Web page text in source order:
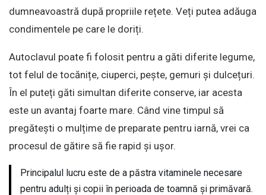
dumneavoastră după propriile rețete. Veți putea adăuga
condimentele pe care le doriți.
Autoclavul poate fi folosit pentru a găti diferite legume,
tot felul de tocănițe, ciuperci, pește, gemuri și dulcețuri.
În el puteți găti simultan diferite conserve, iar acesta
este un avantaj foarte mare. Când vine timpul să
pregătești o mulțime de preparate pentru iarnă, vrei ca
procesul de gătire să fie rapid și ușor.
Principalul lucru este de a păstra vitaminele necesare
pentru adulți și copii în perioada de toamnă și primăvară.